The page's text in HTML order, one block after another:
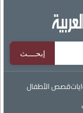
قصص الأطفال